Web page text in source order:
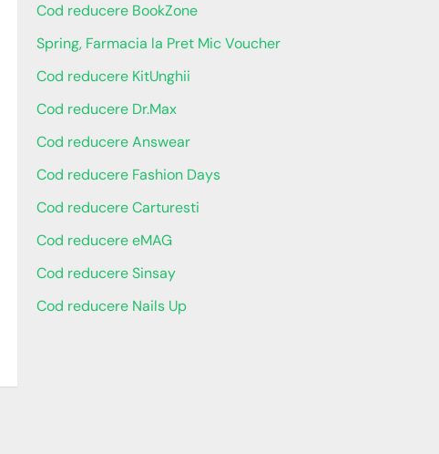
Cod reducere BookZone
Spring, Farmacia la Pret Mic Voucher
Cod reducere KitUnghii
Cod reducere Dr.Max
Cod reducere Answear
Cod reducere Fashion Days
Cod reducere Carturesti
Cod reducere eMAG
Cod reducere Sinsay
Cod reducere Nails Up